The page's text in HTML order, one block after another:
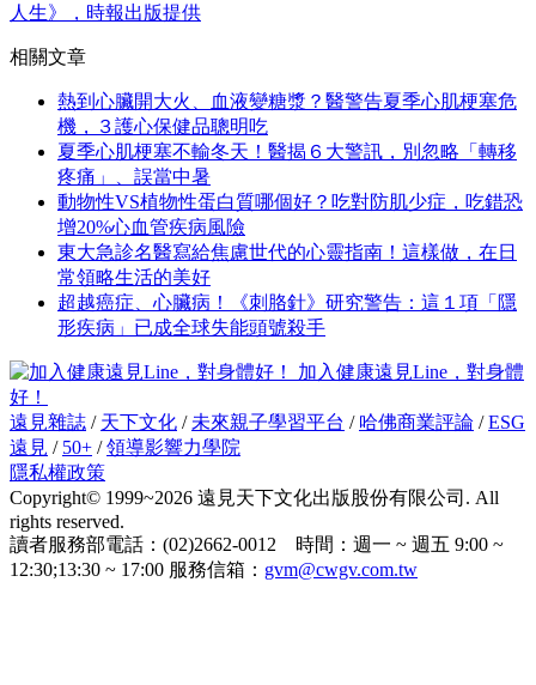
人生》，時報出版提供
相關文章
熱到心臟開大火、血液變糖漿？醫警告夏季心肌梗塞危
機，３護心保健品聰明吃
夏季心肌梗塞不輸冬天！醫揭６大警訊，別忽略「轉移
疼痛」、誤當中暑
動物性VS植物性蛋白質哪個好？吃對防肌少症，吃錯恐
增20%心血管疾病風險
東大急診名醫寫給焦慮世代的心靈指南！這樣做，在日
常領略生活的美好
超越癌症、心臟病！《刺胳針》研究警告：這１項「隱
形疾病」已成全球失能頭號殺手
加入健康遠見Line，對身體
好！
遠見雜誌 / 天下文化 / 未來親子學習平台 / 哈佛商業評論 /ESG
遠見 / 50+ /領導影響力學院
隱私權政策
Copyright© 1999~2026 遠見天下文化出版股份有限公司. All
rights reserved.
讀者服務部電話：(02)2662-0012 時間：週一 ~ 週五 9:00 ~
12:30;13:30 ~ 17:00 服務信箱： gvm@cwgv.com.tw